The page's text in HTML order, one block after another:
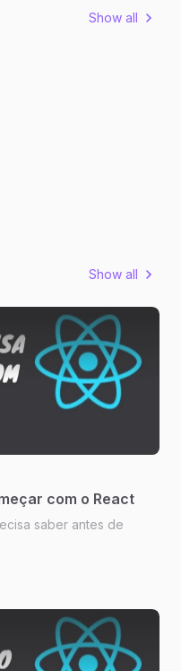
Show all
Show all
com o React
saber antes de